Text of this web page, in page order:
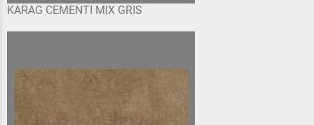
KARAG CEMENTI MIX GRIS